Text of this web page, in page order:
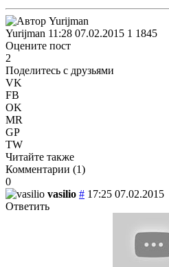
Yurijman 11:28 07.02.2015 1 1845
Оцените пост
2
Поделитесь с друзьями
VK
FB
OK
MR
GP
TW
Читайте также
Комментарии (1)
0
vasilio # 17:25 07.02.2015
Ответить